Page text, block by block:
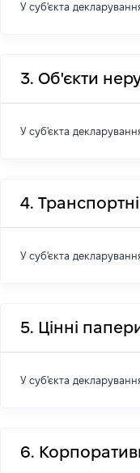
У суб'єкта
3. Об'єкти
У суб'єкта
4.
У суб'єкта
5. Цінні
У суб'єкта
6.